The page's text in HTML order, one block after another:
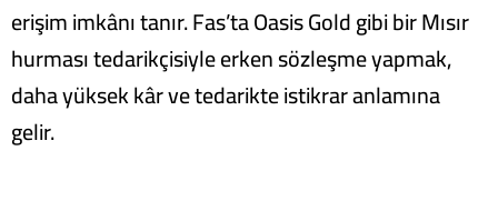
erişim imkânı tanır. Fas’ta Oasis Gold gibi bir Mısır
hurması tedarikçisiyle erken sözleşme yapmak,
daha yüksek kâr ve tedarikte istikrar anlamına
gelir.